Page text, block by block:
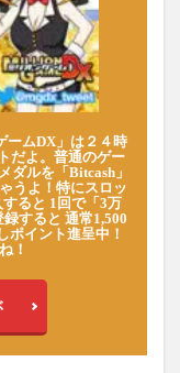
ームDX」は２４時
だよ。普通のゲー
ダルを「Bitcash」
うよ！特にスロッ
ると 1回で「3万
すると 通常1,500
ポイント進呈中！
！